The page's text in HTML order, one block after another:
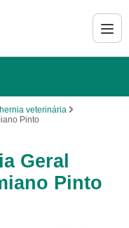
veterinária
Pinto
Geral
Pinto